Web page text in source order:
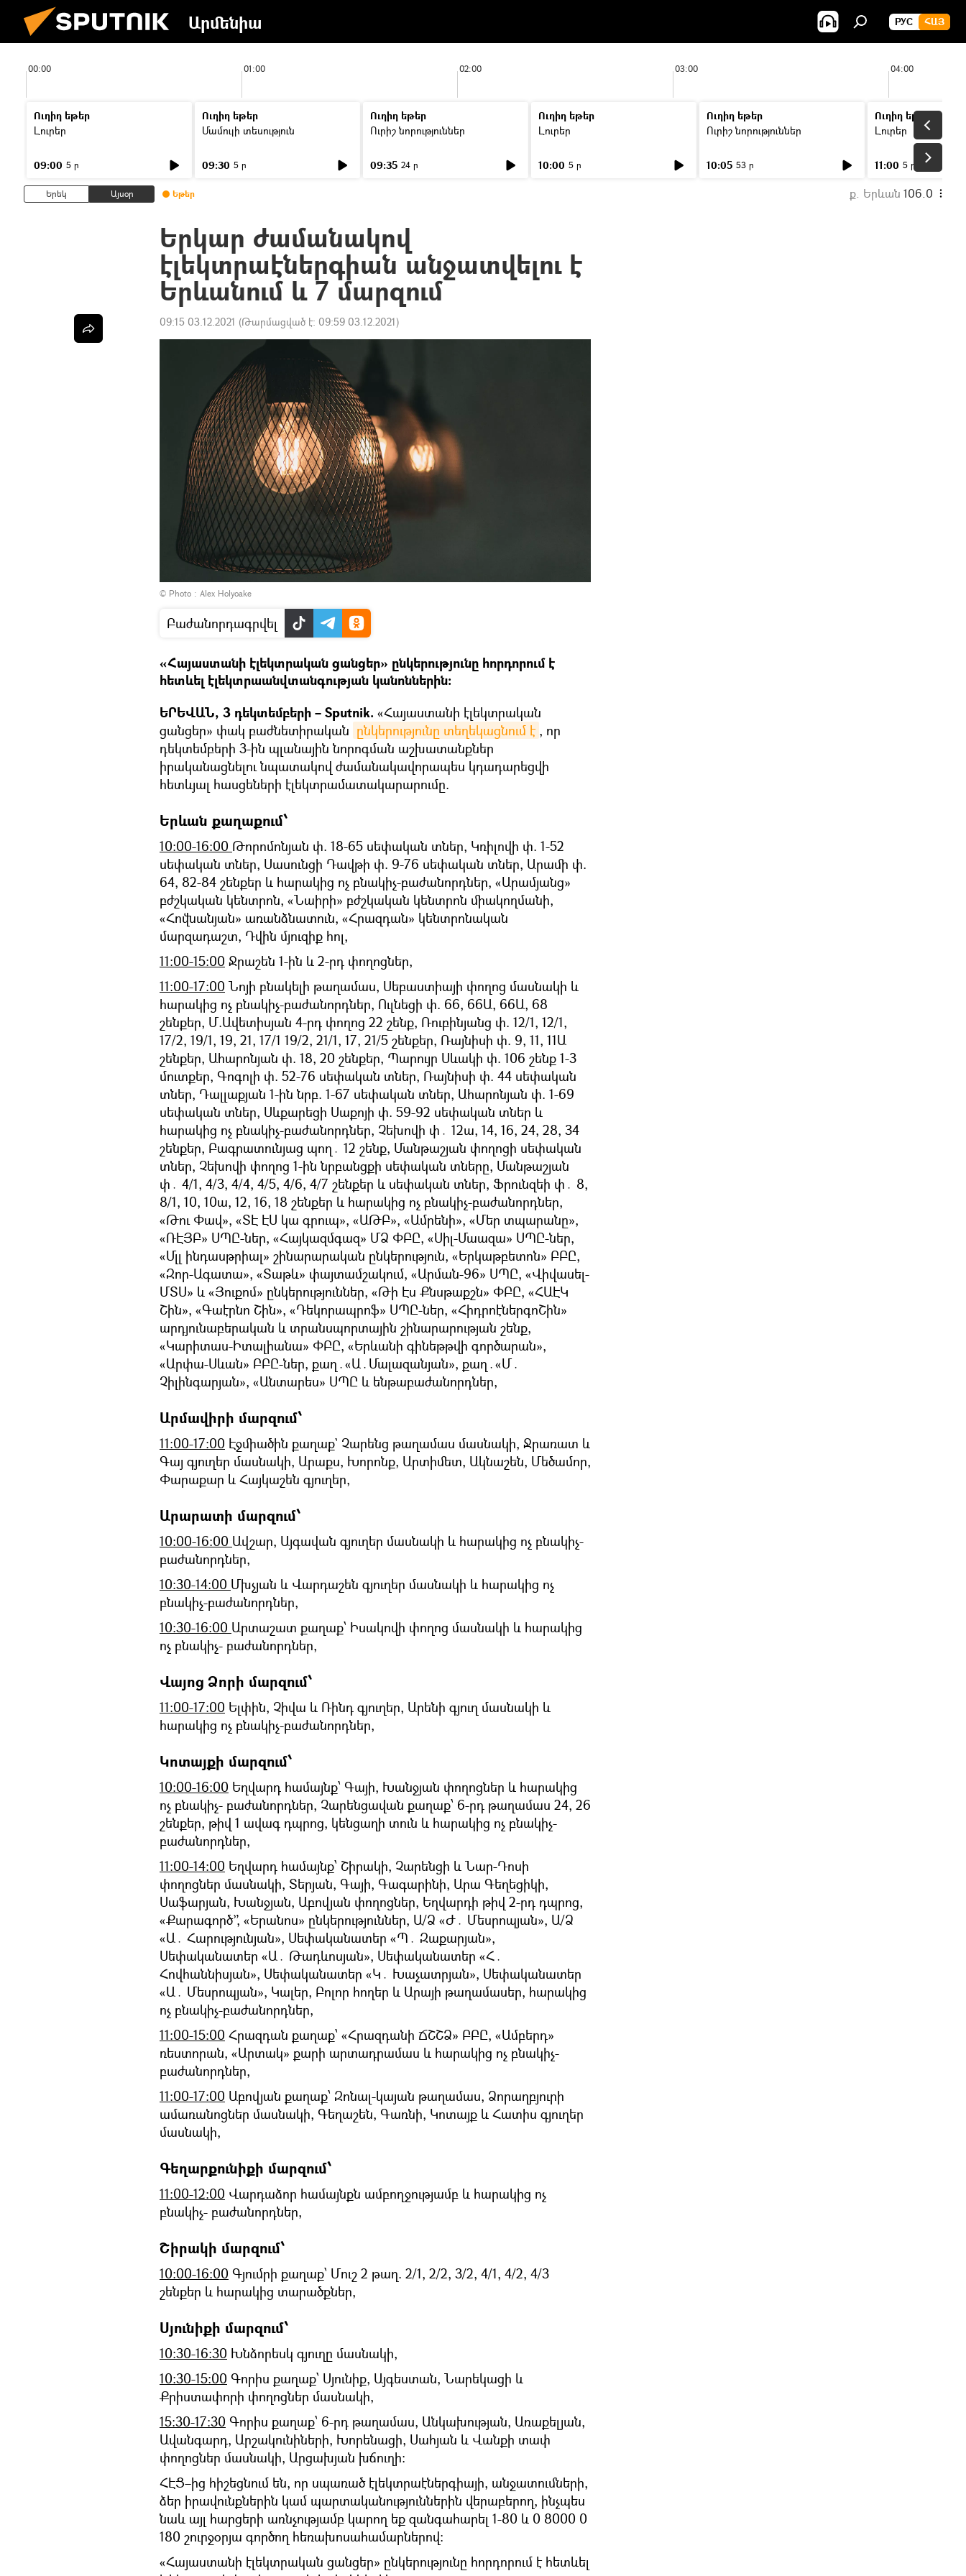
Արմենիա РУС ՀԱՅ
00:00 01:00 02:00 03:00 04:00
Ուղիղ եթեր
Լուրեր
09:00 5 ր
Ուղիղ եթեր
Մամուլի տեսություն
09:30 5 ր
Ուղիղ եթեր
Ուրիշ նորություններ
09:35 24 ր
Ուղիղ եթեր
Լուրեր
10:00 5 ր
Ուղիղ եթեր
Ուրիշ նորություններ
10:05 53 ր
Ուղիղ եթեր
Լուրեր
11:00 5 ր
Երեկ Այսօր Եթեր ք. Երևան 106.0
Երկար ժամանակով
էլեկտրաէներգիան անջատվելու է
Երևանում և 7 մարզում
09:15 03.12.2021 (Թարմացված է: 09:59 03.12.2021)
© Photo : Alex Holyoake
Բաժանորդագրվել
«Հայաստանի էլեկտրական ցանցեր» ընկերությունը հորդորում է
հետևել էլեկտրաանվտանգության կանոններին։
ԵՐԵՎԱՆ, 3 դեկտեմբերի – Sputnik. «Հայաստանի էլեկտրական
ցանցեր» փակ բաժնետիրական ընկերությունը տեղեկացնում է , որ
դեկտեմբերի 3-ին պլանային նորոգման աշխատանքներ
իրականացնելու նպատակով ժամանակավորապես կդադարեցվի
հետևյալ հասցեների էլեկտրամատակարարումը.
Երևան քաղաքում՝
10:00-16:00 Թորոմոնյան փ. 18-65 սեփական տներ, Կռիլովի փ. 1-52
սեփական տներ, Սասունցի Դավթի փ. 9-76 սեփական տներ, Արամի փ.
64, 82-84 շենքեր և հարակից ոչ բնակիչ-բաժանորդներ, «Արամյանց»
բժշկական կենտրոն, «Նաիրի» բժշկական կենտրոն միակողմանի,
«Հովնանյան» առանձնատուն, «Հրազդան» կենտրոնական
մարզադաշտ, Դվին մյուզիք հոլ,
11:00-15:00 Ջրաշեն 1-ին և 2-րդ փողոցներ,
11:00-17:00 Նոյի բնակելի թաղամաս, Սեբաստիայի փողոց մասնակի և
հարակից ոչ բնակիչ-բաժանորդներ, Ուլնեցի փ. 66, 66Ա, 66Ա, 68
շենքեր, Մ.Ավետիսյան 4-րդ փողոց 22 շենք, Ռուբինյանց փ. 12/1, 12/1,
17/2, 19/1, 19, 21, 17/1 19/2, 21/1, 17, 21/5 շենքեր, Ռայնիսի փ. 9, 11, 11Ա
շենքեր, Ահարոնյան փ. 18, 20 շենքեր, Պարույր Սևակի փ. 106 շենք 1-3
մուտքեր, Գոգոլի փ. 52-76 սեփական տներ, Ռայնիսի փ. 44 սեփական
տներ, Դալլաքյան 1-ին նրբ. 1-67 սեփական տներ, Ահարոնյան փ. 1-69
սեփական տներ, Սևքարեցի Սաքոյի փ. 59-92 սեփական տներ և
հարակից ոչ բնակիչ-բաժանորդներ, Չեխովի փ․ 12ա, 14, 16, 24, 28, 34
շենքեր, Բագրատունյաց պող․ 12 շենք, Մանթաշյան փողոցի սեփական
տներ, Չեխովի փողոց 1-ին նրբանցքի սեփական տները, Մանթաշյան
փ․ 4/1, 4/3, 4/4, 4/5, 4/6, 4/7 շենքեր և սեփական տներ, Ֆրունզեի փ․ 8,
8/1, 10, 10ա, 12, 16, 18 շենքեր և հարակից ոչ բնակիչ-բաժանորդներ,
«Թու Փավ», «ՏԷ ԷՍ կա գրուպ», «ԱԹԲ», «Ամրենի», «Մեր տպարանը»,
«ՌԷՅԲ» ՍՊԸ-ներ, «Հայկազմգազ» ՄՁ ՓԲԸ, «Սիլ-Մաազա» ՍՊԸ-ներ,
«Մլլ ինդասթրիալ» շինարարական ընկերություն, «Երկաթբետոն» ԲԲԸ,
«Զոր-Ագատա», «Տաթև» փայտամշակում, «Արման-96» ՍՊԸ, «Վիվասել-
ՄՏՍ» և «Յուքոմ» ընկերություններ, «Թի Էս Քնսթաքշն» ՓԲԸ, «ՀԱԷԿ
Շին», «Գաէրնո Շին», «Դեկորապրոֆ» ՍՊԸ-ներ, «ՀիդրոէներգոՇին»
արդյունաբերական և տրանսպորտային շինարարության շենք,
«Կարիտաս-Իտալիանա» ՓԲԸ, «Երևանի գինեթթվի գործարան»,
«Արփա-Սևան» ԲԲԸ-ներ, քաղ․«Ա․Մալազանյան», քաղ․«Մ․
Չիլինգարյան», «Անտարես» ՍՊԸ և ենթաբաժանորդներ,
Արմավիրի մարզում՝
11։00-17։00 Էջմիածին քաղաք` Չարենց թաղամաս մասնակի, Ջրառատ և
Գայ գյուղեր մասնակի, Արաքս, Խորոնք, Արտիմետ, Ակնաշեն, Մեծամոր,
Փարաքար և Հայկաշեն գյուղեր,
Արարատի մարզում՝
10:00-16:00 Ավշար, Այգավան գյուղեր մասնակի և հարակից ոչ բնակիչ-
բաժանորդներ,
10:30-14:00 Մխչյան և Վարդաշեն գյուղեր մասնակի և հարակից ոչ
բնակիչ-բաժանորդներ,
10:30-16:00 Արտաշատ քաղաք՝ Իսակովի փողոց մասնակի և հարակից
ոչ բնակիչ- բաժանորդներ,
Վայոց Ձորի մարզում՝
11:00-17:00 Ելփին, Չիվա և Ռինդ գյուղեր, Արենի գյուղ մասնակի և
հարակից ոչ բնակիչ-բաժանորդներ,
Կոտայքի մարզում՝
10:00-16:00 Եղվարդ համայնք՝ Գայի, Խանջյան փողոցներ և հարակից
ոչ բնակիչ- բաժանորդներ, Չարենցավան քաղաք՝ 6-րդ թաղամաս 24, 26
շենքեր, թիվ 1 ավագ դպրոց, կենցաղի տուն և հարակից ոչ բնակիչ-
բաժանորդներ,
11:00-14:00 Եղվարդ համայնք՝ Շիրակի, Չարենցի և Նար-Դոսի
փողոցներ մասնակի, Տերյան, Գայի, Գագարինի, Արա Գեղեցիկի,
Սաֆարյան, Խանջյան, Աբովյան փողոցներ, Եղվարդի թիվ 2-րդ դպրոց,
«Քարագործ”, «Երանոս» ընկերություններ, Ա/Ձ «Ժ․ Մեսրոպյան», Ա/Ձ
«Ա․ Հարությունյան», Սեփականատեր «Պ․ Զաքարյան»,
Սեփականատեր «Ա․ Թադևոսյան», Սեփականատեր «Հ․
Հովհաննիսյան», Սեփականատեր «Կ․ Խաչատրյան», Սեփականատեր
«Ա․ Մեսրոպյան», Կալեր, Բոլոր հողեր և Արայի թաղամասեր, հարակից
ոչ բնակիչ-բաժանորդներ,
11։00-15։00 Հրազդան քաղաք՝ «Հրազդանի ՃՇՇՁ» ԲԲԸ, «Ամբերդ»
ռեստորան, «Արտակ» քարի արտադրամաս և հարակից ոչ բնակիչ-
բաժանորդներ,
11։00-17։00 Աբովյան քաղաք՝ Զոնալ-կայան թաղամաս, Ձորաղբյուրի
ամառանոցներ մասնակի, Գեղաշեն, Գառնի, Կոտայք և Հատիս գյուղեր
մասնակի,
Գեղարքունիքի մարզում՝
11։00-12։00 Վարդաձոր համայնքն ամբողջությամբ և հարակից ոչ
բնակիչ- բաժանորդներ,
Շիրակի մարզում՝
10։00-16։00 Գյումրի քաղաք՝ Մուշ 2 թաղ. 2/1, 2/2, 3/2, 4/1, 4/2, 4/3
շենքեր և հարակից տարածքներ,
Սյունիքի մարզում՝
10:30-16:30 Խնձորեսկ գյուղը մասնակի,
10:30-15:00 Գորիս քաղաք՝ Սյունիք, Այգեստան, Նարեկացի և
Քրիստափորի փողոցներ մասնակի,
15:30-17:30 Գորիս քաղաք՝ 6-րդ թաղամաս, Անկախության, Առաքելյան,
Ավանգարդ, Արշակունիների, Խորենացի, Սահյան և Վանքի տափ
փողոցներ մասնակի, Արցախյան խճուղի:
ՀԷՑ–ից հիշեցնում են, որ սպառած էլեկտրաէներգիայի, անջատումների,
ձեր իրավունքներին կամ պարտականություններին վերաբերող, ինչպես
նաև այլ հարցերի առնչությամբ կարող եք զանգահարել 1-80 և 0 8000 0
180 շուրջօրյա գործող հեռախոսահամարներով:
«Հայաստանի էլեկտրական ցանցեր» ընկերությունը հորդորում է հետևել